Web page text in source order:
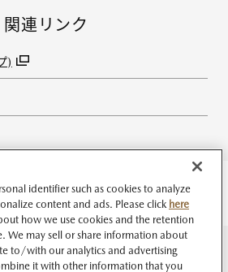
関連リンク
)
identifier such as cookies to analyze
content and ads. Please click here
how we use cookies and the retention
We may sell or share information about
to/with our analytics and advertising
it with other information that you